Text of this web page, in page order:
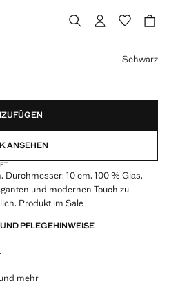
[€ 29,99 ]
Schwarz
ANSEHEN
10 cm. 100 % Glas.
und modernen Touch zu
Produkt im Sale
PFLEGEHINWEISE
mehr